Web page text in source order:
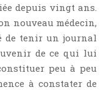
depuis vingt ans.
nouveau médecin,
de tenir un journal
de ce qui lui
peu à peu
à constater de